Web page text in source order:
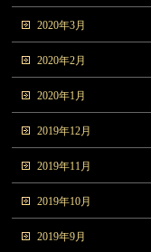
2020年3月
2020年2月
2020年1月
2019年12月
2019年11月
2019年10月
2019年9月